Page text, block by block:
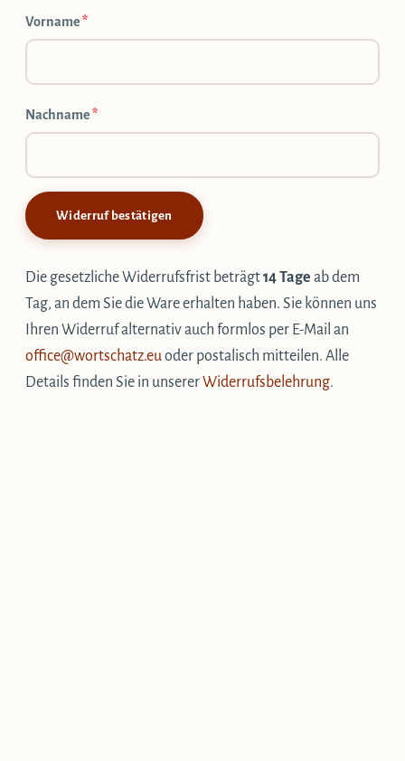
E-
Vorname*
Nachname*
Widerruf bestätigen
Die gesetzliche Widerrufsfrist beträgt14 Tage ab dem
Tag, an dem Sie die Ware erhalten haben. Sie können uns
Ihren Widerruf alternativ auch formlos per E-Mail an
office@wortschatz.eu oder postalisch mitteilen. Alle
Details finden Sie in unsererWiderrufsbelehrung.